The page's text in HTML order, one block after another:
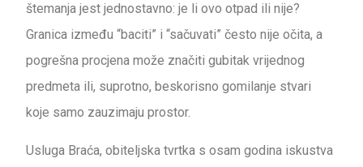
štemanja jest jednostavno: je li ovo otpad ili nije?
Granica između “baciti” i “sačuvati” često nije očita, a
pogrešna procjena može značiti gubitak vrijednog
predmeta ili, suprotno, beskorisno gomilanje stvari
koje samo zauzimaju prostor.
Usluga Braća, obiteljska tvrtka s osam godina iskustva